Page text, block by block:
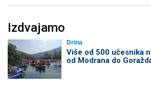
Izdvajamo
Drina
Više od 500 učesnika
od Modrana do